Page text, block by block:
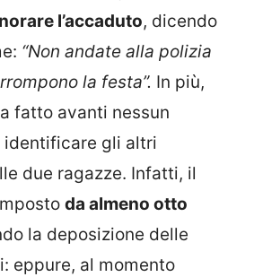
l’accaduto, dicendo
“Non andate alla polizia
la festa”. In più,
fatto avanti nessun
identificare gli altri
due ragazze. Infatti, il
da almeno otto
la deposizione delle
eppure, al momento